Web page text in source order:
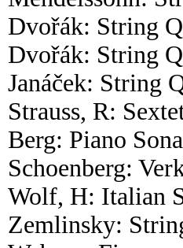
Dvořák: String
Dvořák: String
Janáček: String
Strauss, R:
Berg: Piano
Schoenberg:
Wolf, H: Italian
Zemlinsky: